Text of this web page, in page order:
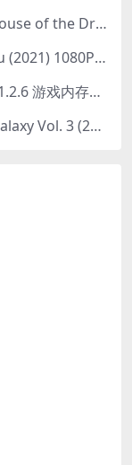
HBO 权力的游戏前传 龙之家族 House of the Dragon (2022) 中字 1080P 更新4集
迪拜的女孩 Dziewczyny z Dubaju (2021) 1080P 中字
IOS 越狱软件iMemScan version1.2.6 游戏内存修改器
银河护卫队3 Guardians of the Galaxy Vol. 3 (2023)4K高清资源1080p只分享精品